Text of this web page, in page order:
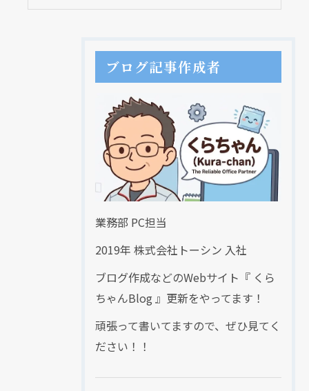
ブログ記事作成者
業務部 PC担当
2019年 株式会社トーシン 入社
ブログ作成などのWebサイト『 くら
ちゃんBlog 』更新をやってます！
頑張って書いてますので、ぜひ見てく
ださい！！
現在、新聞に入っている折込チラシです。
現在、新聞に入っている折込チラシです。